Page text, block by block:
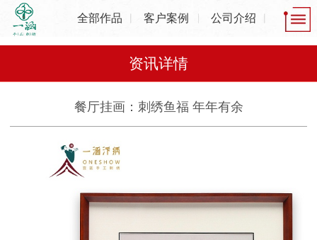
全部作品 客户案例 公司介绍
资讯详情
餐厅挂画：刺绣鱼福 年年有余